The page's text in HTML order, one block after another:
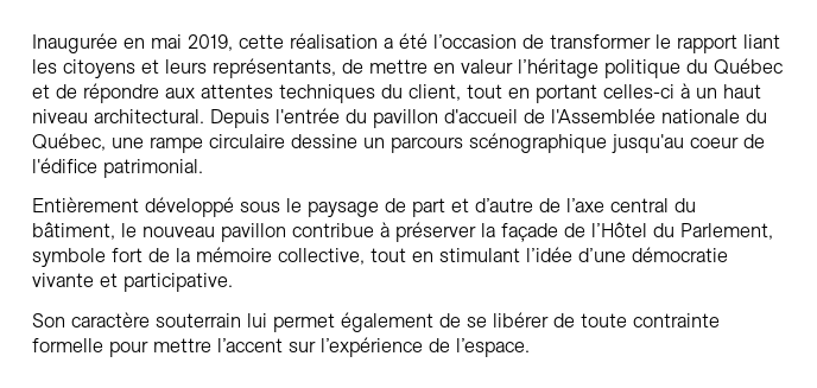
Inaugurée en mai 2019, cette réalisation a été l’occasion de transformer le rapport liant
les citoyens et leurs représentants, de mettre en valeur l’héritage politique du Québec
et de répondre aux attentes techniques du client, tout en portant celles-ci à un haut
niveau architectural. Depuis l'entrée du pavillon d'accueil de l'Assemblée nationale du
Québec, une rampe circulaire dessine un parcours scénographique jusqu'au coeur de
l'édifice patrimonial.
Entièrement développé sous le paysage de part et d’autre de l’axe central du
bâtiment, le nouveau pavillon contribue à préserver la façade de l’Hôtel du Parlement,
symbole fort de la mémoire collective, tout en stimulant l’idée d’une démocratie
vivante et participative.
Son caractère souterrain lui permet également de se libérer de toute contrainte
formelle pour mettre l’accent sur l’expérience de l’espace.